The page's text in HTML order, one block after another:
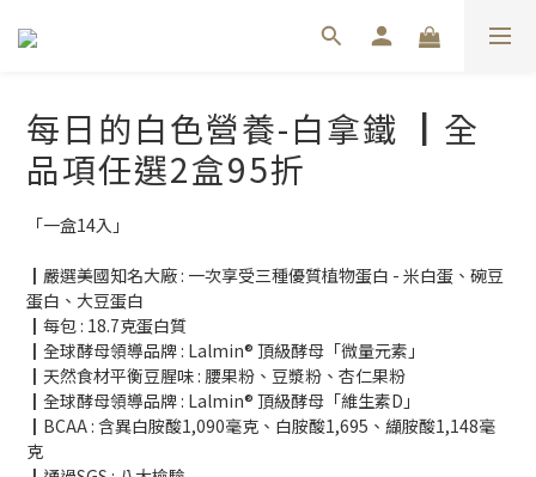
每日的白色營養-白拿鐵 ┃全
品項任選2盒95折
「一盒14入」
┃嚴選美國知名大廠 : 一次享受三種優質植物蛋白 - 米白蛋、碗豆
蛋白、大豆蛋白
┃每包 : 18.7克蛋白質
┃全球酵母領導品牌 : Lalmin® 頂級酵母「微量元素」
┃天然食材平衡豆腥味 : 腰果粉、豆漿粉、杏仁果粉
┃全球酵母領導品牌 : Lalmin® 頂級酵母「維生素D」
┃BCAA : 含異白胺酸1,090毫克、白胺酸1,695、纈胺酸1,148毫
克